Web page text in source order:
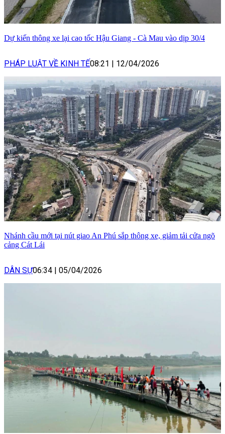
Dự kiến thông xe lại cao tốc Hậu Giang - Cà Mau vào dịp 30/4
PHÁP LUẬT VỀ KINH TẾ08:21 | 12/04/2026
Nhánh cầu mới tại nút giao An Phú sắp thông xe, giảm tải cửa ngõ
cảng Cát Lái
DÂN SỰ06:34 | 05/04/2026